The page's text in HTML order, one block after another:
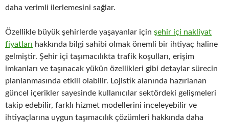
daha verimli ilerlemesini sağlar.
Özellikle büyük şehirlerde yaşayanlar için şehir içi nakliyat
fiyatları hakkında bilgi sahibi olmak önemli bir ihtiyaç haline
gelmiştir. Şehir içi taşımacılıkta trafik koşulları, erişim
imkanları ve taşınacak yükün özellikleri gibi detaylar sürecin
planlanmasında etkili olabilir. Lojistik alanında hazırlanan
güncel içerikler sayesinde kullanıcılar sektördeki gelişmeleri
takip edebilir, farklı hizmet modellerini inceleyebilir ve
ihtiyaçlarına uygun taşımacılık çözümleri hakkında daha